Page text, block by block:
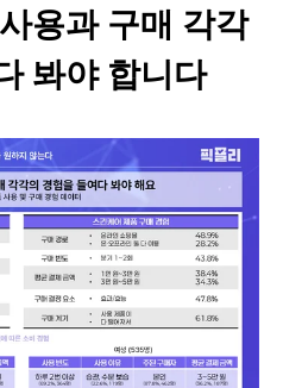
용과 구매 각각
봐야 합니다